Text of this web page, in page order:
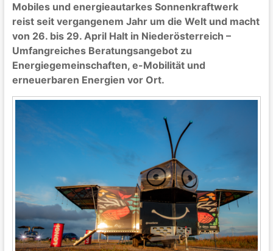
Mobiles und energieautarkes Sonnenkraftwerk
reist seit vergangenem Jahr um die Welt und macht
von 26. bis 29. April Halt in Niederösterreich –
Umfangreiches Beratungsangebot zu
Energiegemeinschaften, e-Mobilität und
erneuerbaren Energien vor Ort.